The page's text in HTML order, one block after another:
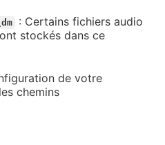
: Certains fichiers audio
stockés dans ce
de votre
chemins